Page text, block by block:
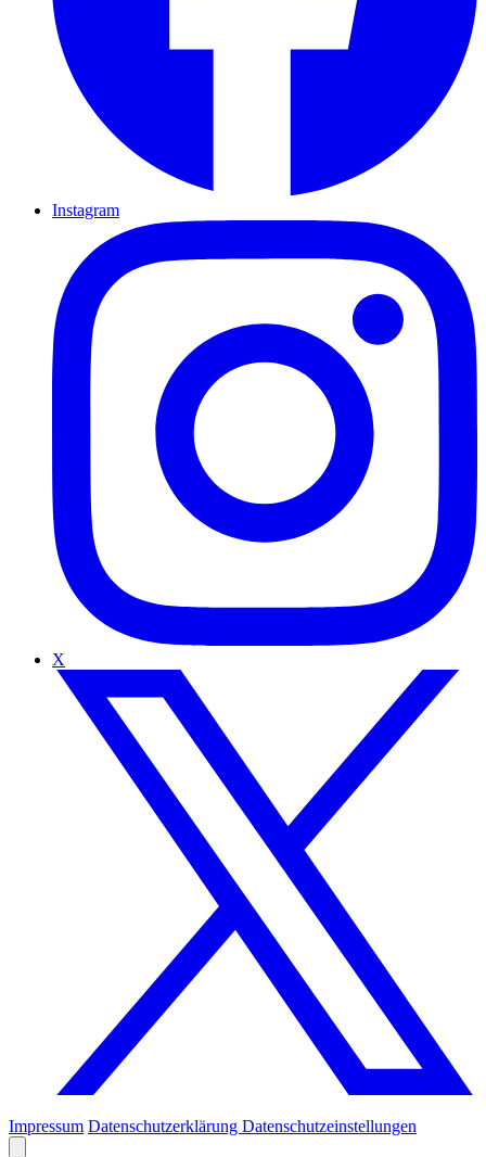
Instagram
X
Impressum Datenschutzerklärung Datenschutzeinstellungen